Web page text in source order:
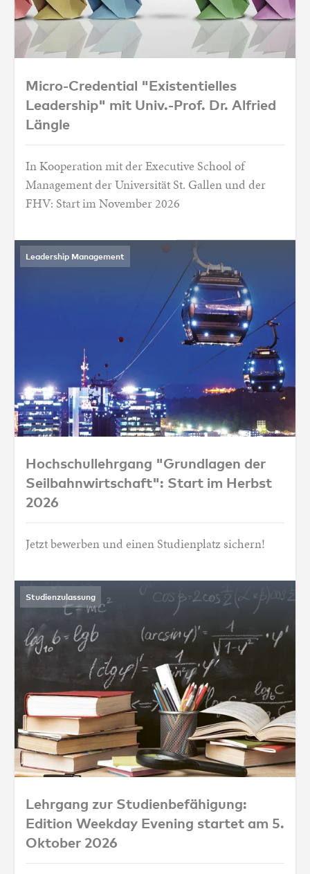
Micro-Credential "Existentielles
Micro-Credential "Existentielles
Leadership" mit Univ.-Prof. Dr. Alfried
Längle
In Kooperation mit der Executive School of
Management der Universität St. Gallen und der
FHV: Start im November 2026
Leadership Management
Hochschullehrgang "Grundlagen der
Hochschullehrgang "Grundlagen der
Seilbahnwirtschaft": Start im Herbst
2026
Jetzt bewerben und einen Studienplatz sichern!
Studienzulassung
Lehrgang zur Studienbefähigung: Edition
Lehrgang zur Studienbefähigung:
Edition Weekday Evening startet am 5.
Oktober 2026